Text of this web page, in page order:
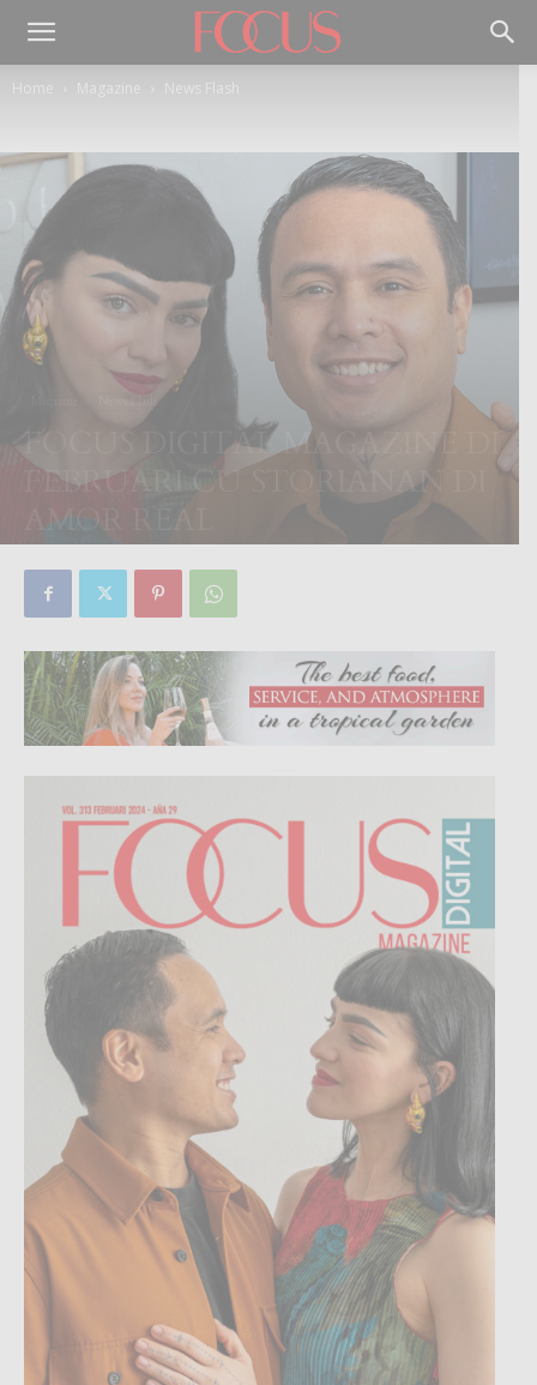
Home Magazine News Flash
News Flash
FOCUS DIGITAL MAGAZINE DI
FEBRUARI CU STORIANAN DI
AMOR REAL